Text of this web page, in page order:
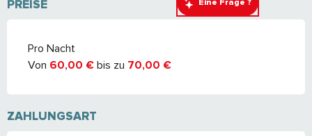
Eine Frage ?
PREISE
PREISE 2026
Pro Nacht
Von 60,00 € bis zu 70,00 €
ZAHLUNGSART